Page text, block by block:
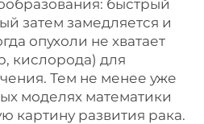
быстрый
затем замедляется и
опухоли не хватает
кислорода) для
Тем не менее уже
моделях математики
картину развития рака.